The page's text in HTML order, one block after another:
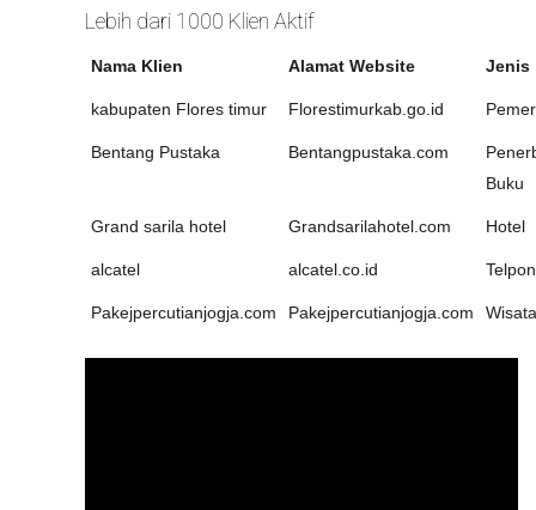
Lebih dari 1000 Klien Aktif
Nama Klien Alamat Website Jenis
kabupaten Flores timur Florestimurkab.go.id
Bentang Pustaka Bentangpustaka.com
Buku
Grand sarila hotel Grandsarilahotel.com Hotel
alcatel alcatel.co.id Telpon
Pakejpercutianjogja.com Pakejpercutianjogja.com Wisata